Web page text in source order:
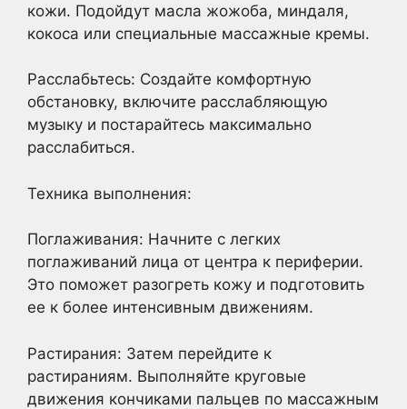
кожи. Подойдут масла жожоба, миндаля,
кокоса или специальные массажные кремы.
Расслабьтесь: Создайте комфортную
обстановку, включите расслабляющую
музыку и постарайтесь максимально
расслабиться.
Техника выполнения:
Поглаживания: Начните с легких
поглаживаний лица от центра к периферии.
Это поможет разогреть кожу и подготовить
ее к более интенсивным движениям.
Растирания: Затем перейдите к
растираниям. Выполняйте круговые
движения кончиками пальцев по массажным